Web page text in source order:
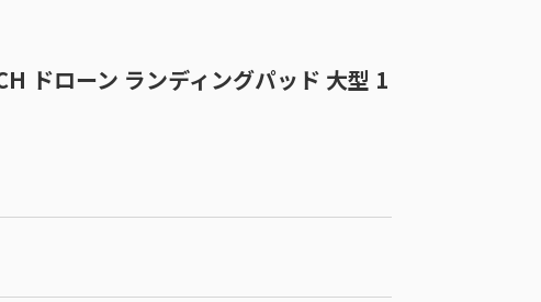
ドローン ランディングパッド 大型 1